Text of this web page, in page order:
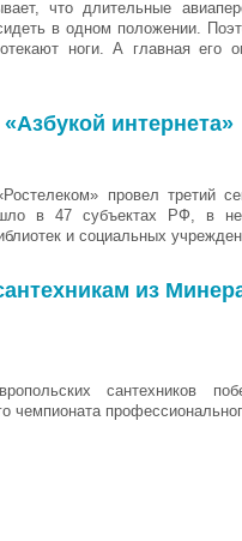
что длительные
в одном положении.
ноги. А главная его
интернета»
провел третий
в 47 субъектах РФ, в
и социальных
из
сантехников
чемпионата